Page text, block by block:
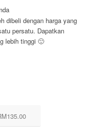
dibeli dengan harga yang
persatu. Dapatkan
lebih tinggi 🙂